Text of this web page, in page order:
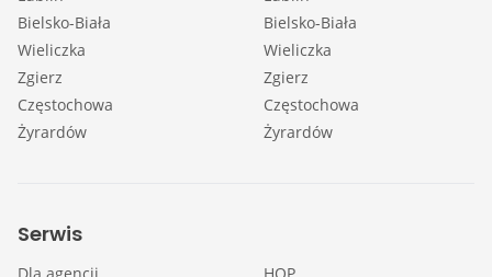
Bielsko-Biała
Wieliczka
Zgierz
Częstochowa
Żyrardów
Bielsko-Biała
Wieliczka
Zgierz
Częstochowa
Żyrardów
Serwis